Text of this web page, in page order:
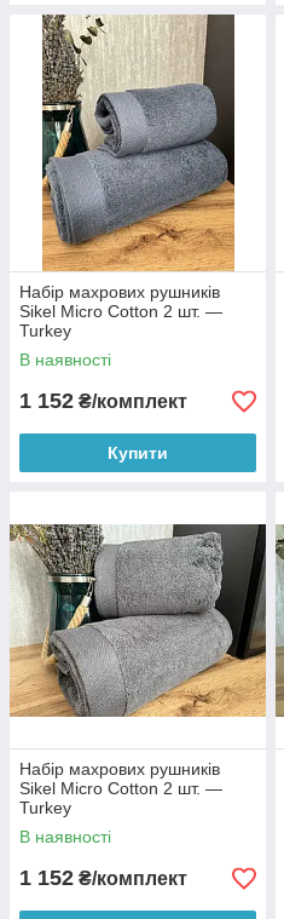
Набір махрових рушників
Sikel Micro Cotton 2 шт. —
Turkey
В наявності
1 152 ₴/комплект
Купити
Набір махрових рушників
Sikel Micro Cotton 2 шт. —
Turkey
В наявності
1 152 ₴/комплект